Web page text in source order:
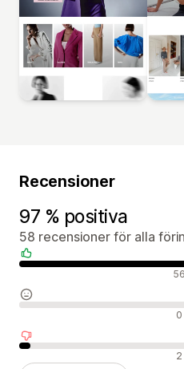
Recensioner
97 % positiva
58 recensioner för alla
Positiva recensioner 56
Neutrala recensioner 0
Negativa recensioner 2